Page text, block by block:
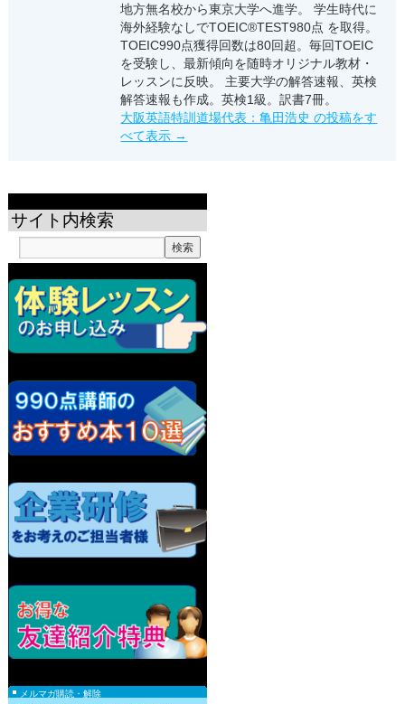
地方無名校から東京大学へ進学。 学生時代に
海外経験なしでTOEIC®TEST980点 を取得。
TOEIC990点獲得回数は80回超。毎回TOEIC
を受験し、最新傾向を随時オリジナル教材・
レッスンに反映。 主要大学の解答速報、英検
解答速報も作成。英検1級。訳書7冊。
大阪英語特訓道場代表：亀田浩史 の投稿をす
べて表示 →
サイト内検索
メルマガ購読・解除